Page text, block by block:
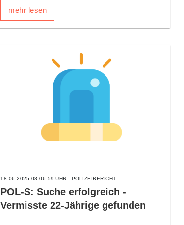
mehr lesen
18.06.2025 08:06:59 UHR POLIZEIBERICHT
POL-S: Suche erfolgreich -
Vermisste 22-Jährige gefunden